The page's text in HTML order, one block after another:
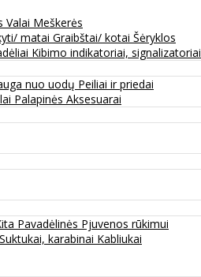
Valai Meškerės
matai Graibštai/ kotai Šėryklos
Kibimo indikatoriai, signalizatoriai
nuo uodų Peiliai ir priedai
Palapinės Aksesuarai
Pavadėlinės Pjuvenos rūkimui
Suktukai, karabinai Kabliukai